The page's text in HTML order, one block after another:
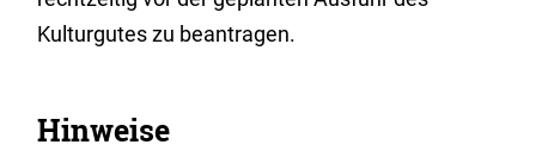
Kulturgutes zu beantragen.
Hinweise